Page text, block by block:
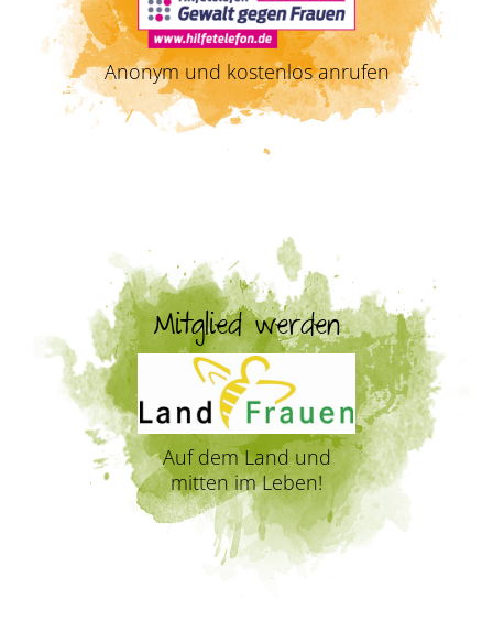
Anonym und kostenlos anrufen
Mitglied werden
Auf dem Land und
mitten im Leben!